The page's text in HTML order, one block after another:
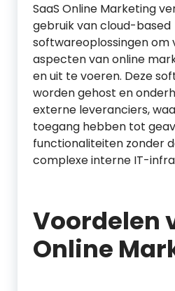
SaaS Online Marketing
gebruik van cloud-based
softwareoplossingen om
aspecten van online
en uit te voeren. Deze
worden gehost en
externe leveranciers,
toegang hebben tot
functionaliteiten zonder
complexe interne IT-
Voordelen
Online